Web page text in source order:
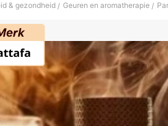
& gezondheid / Geuren en aromatherapie /